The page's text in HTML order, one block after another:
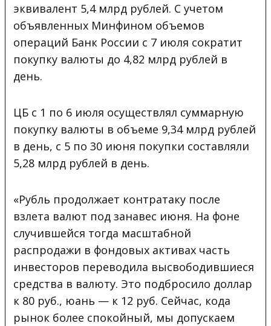
эквивалент 5,4 млрд рублей. С учетом
объявленных Минфином объемов
операций Банк России с 7 июля сократит
покупку валюты до 4,82 млрд рублей в
день.
ЦБ с 1 по 6 июля осуществлял суммарную
покупку валюты в объеме 9,34 млрд рублей
в день, с 5 по 30 июня покупки составляли
5,28 млрд рублей в день.
«Рубль продолжает контратаку после
взлета валют под занавес июня. На фоне
случившейся тогда масштабной
распродажи в фондовых активах часть
инвесторов переводила высвободившиеся
средства в валюту. Это подбросило доллар
к 80 руб., юань — к 12 руб. Сейчас, кода
рынок более спокойный, мы допускаем